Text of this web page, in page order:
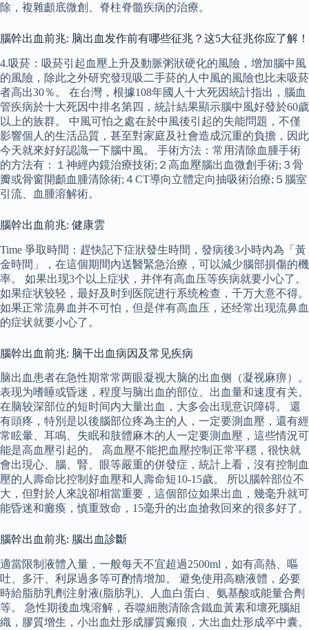
除，複雜顱底微創、脊柱脊髓疾病的治療。
腦幹出血前兆: 脑出血发作前有哪些征兆？这5大征兆你应了解！
4.吸菸：吸菸引起血壓上升及動脈粥狀硬化的風險，增加腦中風
的風險，除此之外研究發現吸二手菸的人中風的風險也比未吸菸
者高出30％。 在台灣，根據108年國人十大死因統計指出，腦血
管疾病於十大死因中排名第四，統計結果顯示腦中風好發於60歲
以上的族群。 中風可怕之處在於中風後引起的失能問題，不僅
影響個人的生活品質，甚至對家庭及社會造成沉重的負擔，因此
今天就來好好認識一下腦中風。 手術方法：常用清除血腫手術
的方法有：１神經內鏡治療技術;２高血壓腦出血微創手術;３骨
瓣或骨窗開顱血腫清除術;４CT導向立體定向抽吸術治療;５腦室
引流、血腫溶解術。
腦幹出血前兆: 健康雲
Time 爭取時間：趕快記下症狀發生時間，發病後3小時內為「黃
金時間」，在這個期間內送醫緊急治療，可以減少腦部損傷的機
率。 如果出现3个以上症状，并伴有高血压等疾病就要小心了。
如果症状较轻，最好及时到医院进行系统检查，千万大意不得。
如果正常流鼻血并不可怕，但是伴有高血压，还经常出现流鼻血
的症状就要小心了。
腦幹出血前兆: 脑干出血病因及常见疾病
脑出血患者在急性期常常两眼凝视大脑的出血侧（凝视麻痹）。
表现为嗜睡或昏迷，程度与脑出血的部位、出血量和速度有关。
在脑较深部位的短时间内大量出血，大多会出现意识障碍。 還
有頭疼，特別是以後腦部位疼為主的人，一定要測血壓，還有經
常眩暈、耳鳴、失眠和肢體麻木的人一定要測血壓，這些情況可
能是高血壓引起的。 高血壓不能把血壓控制正常平穩，很快就
會出現心、腦、腎、眼等嚴重的併發症，統計上看，沒有控制血
壓的人壽命比控制好血壓和人壽命短10-15歲。 所以腦幹部位不
大，但對於人來說卻相當重要，這個部位如果出血，幾毫升就可
能昏迷和癱瘓，慎重致命，15毫升的出血搶救回來的很多好了。
腦幹出血前兆: 腦出血診斷
適當限制液體入量，一般每天不宜超過2500ml，如有高熱、嘔
吐、多汗、利尿過多等可酌情增加。 避免使用高糖液體，必要
時給脂肪乳劑注射液(脂肪乳)、人血白蛋白、氨基酸或能量合劑
等。 急性期後血塊溶解，吞噬細胞清除含鐵血黃素和壞死腦組
織，膠質增生，小出血灶形成膠質瘢痕，大出血灶形成卒中囊。